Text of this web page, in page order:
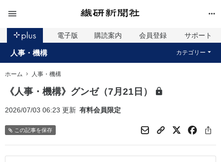
電子版 購読案内 会員登録 サポート
人事・機構 カテゴリー
ホーム 人事・機構
《人事・機構》グンゼ（7月21日）
2026/07/03 06:23 更新 有料会員限定
この記事を保存